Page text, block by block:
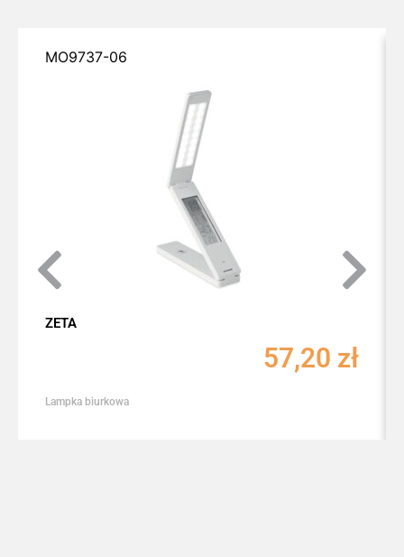
MO9737-06
ZETA
57,20 zł
Lampka biurkowa